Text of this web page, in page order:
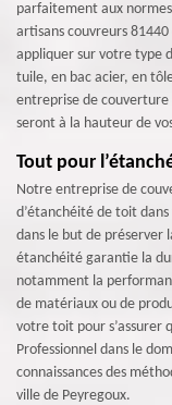
parfaitement aux
artisans couvreurs
appliquer sur votre type
tuile, en bac acier, en
entreprise de
seront à la hauteur de
Tout pour
Notre entreprise de
d’étanchéité de toit
dans le but de préserver
étanchéité garantie la
notamment la
de matériaux ou de
votre toit pour
Professionnel dans le
connaissances des
ville de Peyregoux.